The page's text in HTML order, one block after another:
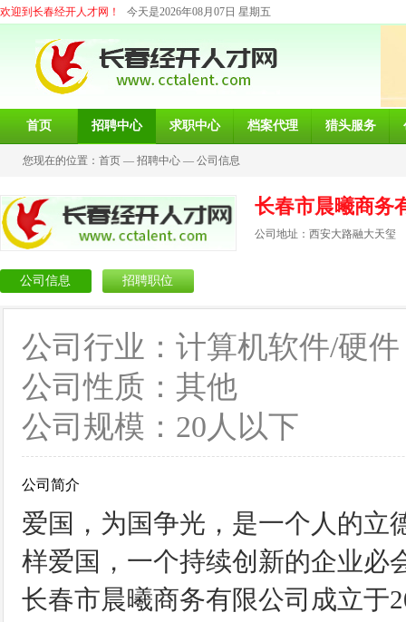
欢迎到长春经开人才网！ 今天是2026年08月07日 星期五
首页 招聘中心 求职中心 档案代理 猎头服务
您现在的位置： 首页 — 招聘中心 — 公司信息
长春市晨曦商务
公司地址：西安大路融大天玺
公司信息 招聘职位
公司行业：计算机软件/硬件
公司性质：其他
公司规模：20人以下
公司简介
爱国，为国争光，是一个人的立
样爱国，一个持续创新的企业必
长春市晨曦商务有限公司成立